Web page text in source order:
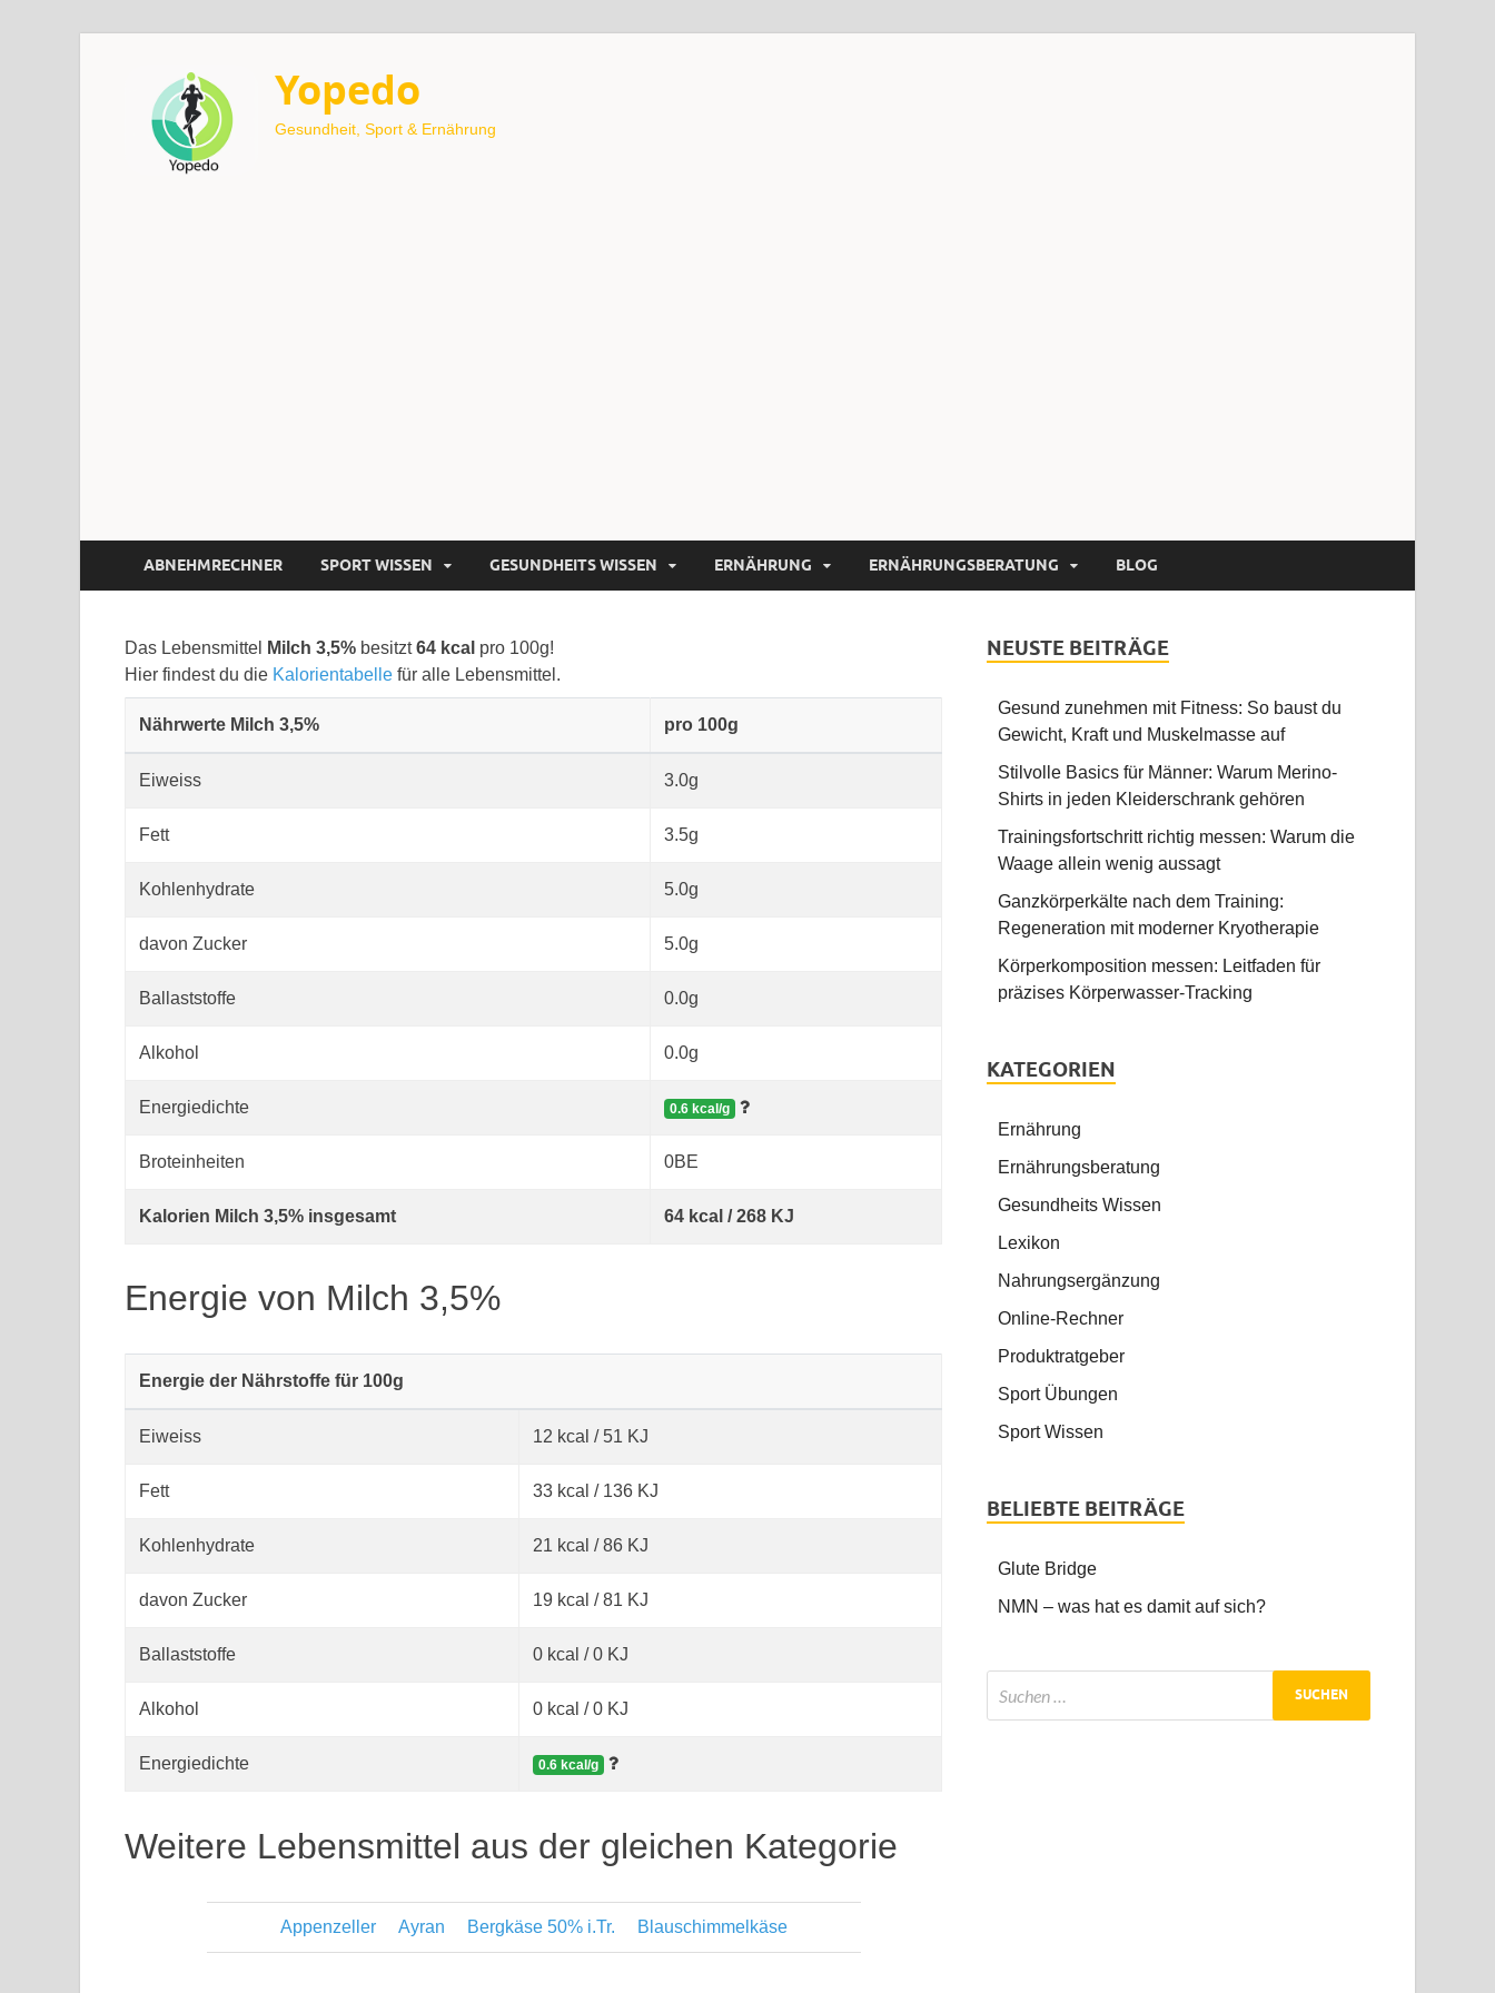
Yopedo
Gesundheit, Sport & Ernährung
ABNEHMRECHNER SPORT WISSEN GESUNDHEITS WISSEN ERNÄHRUNG ERNÄHRUNGSBERATUNG BLOG
Das Lebensmittel Milch 3,5% besitzt64 kcal pro 100g!
Hier findest du die Kalorientabelle für alle Lebensmittel.
Nährwerte Milch 3,5% pro 100g
Eiweiss 3.0g
Fett 3.5g
Kohlenhydrate 5.0g
davon Zucker 5.0g
Ballaststoffe 0.0g
Alkohol 0.0g
Energiedichte 0.6 kcal/g
Broteinheiten 0BE
Kalorien Milch 3,5% insgesamt 64 kcal / 268 KJ
Energie von Milch 3,5%
Energie der Nährstoffe für 100g
Eiweiss 12 kcal / 51 KJ
Fett 33 kcal / 136 KJ
Kohlenhydrate 21 kcal / 86 KJ
davon Zucker 19 kcal / 81 KJ
Ballaststoffe 0 kcal / 0 KJ
Alkohol 0 kcal / 0 KJ
Energiedichte 0.6 kcal/g
Weitere Lebensmittel aus der gleichen Kategorie
Appenzeller Ayran Bergkäse 50% i.Tr. Blauschimmelkäse
NEUSTE BEITRÄGE
Gesund zunehmen mit Fitness: So baust du
Gewicht, Kraft und Muskelmasse auf
Stilvolle Basics für Männer: Warum Merino-
Shirts in jeden Kleiderschrank gehören
Trainingsfortschritt richtig messen: Warum die
Waage allein wenig aussagt
Ganzkörperkälte nach dem Training:
Regeneration mit moderner Kryotherapie
Körperkomposition messen: Leitfaden für
präzises Körperwasser-Tracking
KATEGORIEN
Ernährung
Ernährungsberatung
Gesundheits Wissen
Lexikon
Nahrungsergänzung
Online-Rechner
Produktratgeber
Sport Übungen
Sport Wissen
BELIEBTE BEITRÄGE
Glute Bridge
NMN – was hat es damit auf sich?